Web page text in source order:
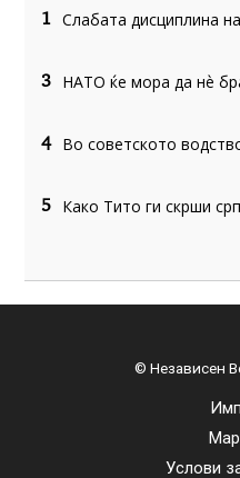
1 Слабата дисциплина
3 НАТО ќе мора да нѐ
4 Во советското
5 Како Тито ги скрши
© Независен
Услови